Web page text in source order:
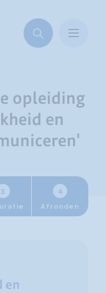
opleiding
en
3 4
Afronden
en